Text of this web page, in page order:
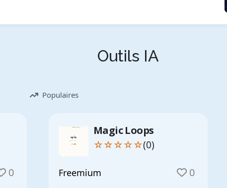
Outils IA
Populaires
0
Magic Loops
☆☆☆☆☆(0)
Freemium 0